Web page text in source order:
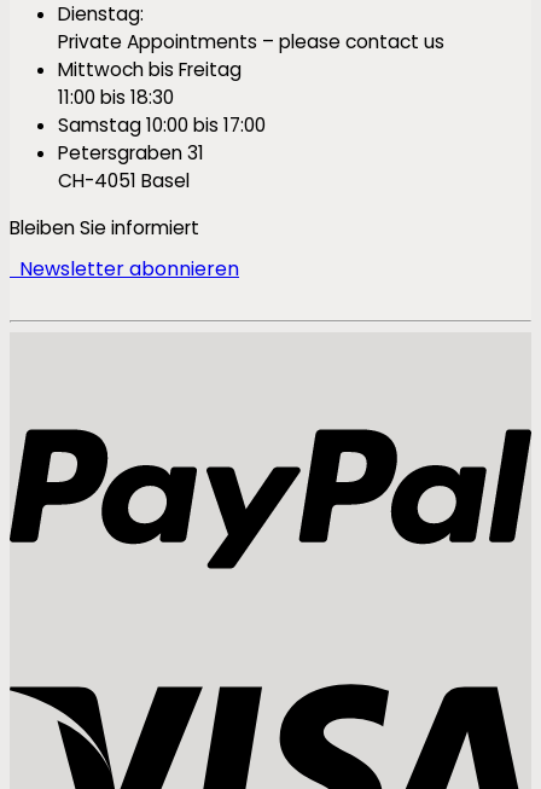
Dienstag:
Private Appointments – please contact us
Mittwoch bis Freitag
11:00 bis 18:30
Samstag 10:00 bis 17:00
Petersgraben 31
CH-4051 Basel
Bleiben Sie informiert
Newsletter abonnieren